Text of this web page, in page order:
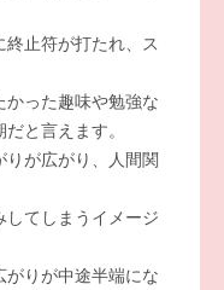
終止符が打たれ、ス
かった趣味や勉強な
と言えます。
が広がり、人間関
してしまうイメージ
がりが中途半端にな